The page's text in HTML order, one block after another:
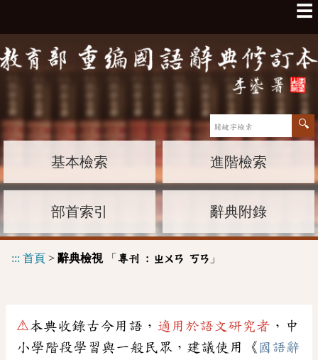
☰
基本檢索 進階檢索
部首索引 辭典附錄
::: 首頁 > 辭典檢視「 專刊 : ㄓㄨㄢ ㄎㄢ 」
⚠本典收錄古今用語， 適用於語文研究者 ，中
小學階段學習與一般民眾，建議使用《 國語辭